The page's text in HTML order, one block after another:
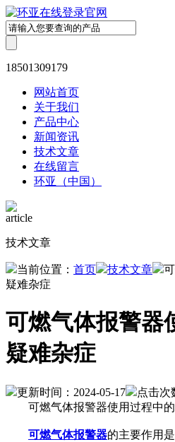
18501309179
网站首页
关于我们
产品中心
新闻资讯
技术文章
在线留言
环亚（中国）
article
技术文章
当前位置： 首页 技术文章
疑难杂症
可燃气体报警器
疑难杂症
更新时间：2024-05-17
点击次
可燃气体报警器使用过程中的
可燃气体报警器的主要作用